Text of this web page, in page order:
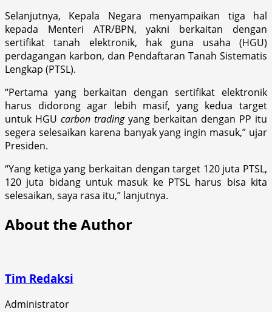
Selanjutnya, Kepala Negara menyampaikan tiga hal
kepada Menteri ATR/BPN, yakni berkaitan dengan
sertifikat tanah elektronik, hak guna usaha (HGU)
perdagangan karbon, dan Pendaftaran Tanah Sistematis
Lengkap (PTSL).
“Pertama yang berkaitan dengan sertifikat elektronik
harus didorong agar lebih masif, yang kedua target
untuk HGU carbon tradingyang berkaitan dengan PP itu
segera selesaikan karena banyak yang ingin masuk,” ujar
Presiden.
“Yang ketiga yang berkaitan dengan target 120 juta PTSL,
120 juta bidang untuk masuk ke PTSL harus bisa kita
selesaikan, saya rasa itu,” lanjutnya.
About the Author
Tim Redaksi
Administrator